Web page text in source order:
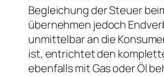
Begleichung der Steuer
übernehmen jedoch
unmittelbar an die
ist, entrichtet den
ebenfalls mit Gas oder Öl